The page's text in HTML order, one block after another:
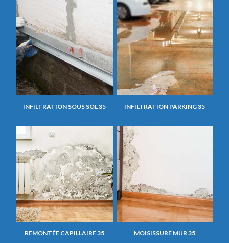
INFILTRATION SOUS SOL 35 INFILTRATION PARKING 35
REMONTÉE CAPILLAIRE 35 MOISISSURE MUR 35